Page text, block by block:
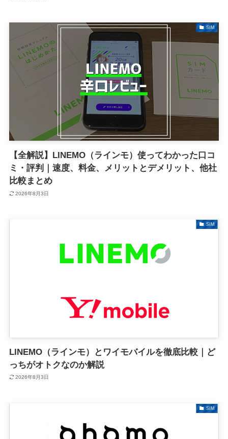
SIM
【全解説】LINEMO（ラインモ）使ってわかった口コ
ミ・評判｜速度、料金、メリットとデメリット、他社
比較まとめ
2026年8月3日
SIM
LINEMO（ラインモ）とワイモバイルを徹底比較｜ど
っちがオトクなのか解説
2026年8月3日
SIM